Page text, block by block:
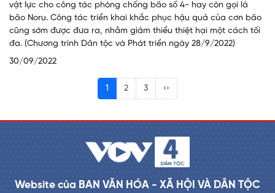
vật lực cho công tác phòng chống bão số 4- hay còn gọi là
bão Noru. Công tác triển khai khắc phục hậu quả của cơn bão
cũng sớm được đưa ra, nhằm giảm thiểu thiệt hại một cách tối
đa. (Chương trình Dân tộc và Phát triển ngày 28/9/2022)
30/09/2022
1 2 3 ››
Website của BAN VĂN HÓA - XÃ HỘI VÀ DÂN TỘC